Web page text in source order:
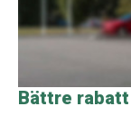
Bättre rabatt